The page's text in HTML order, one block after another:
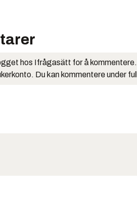
hos Ifrågasätt for å
Du kan kommentere under